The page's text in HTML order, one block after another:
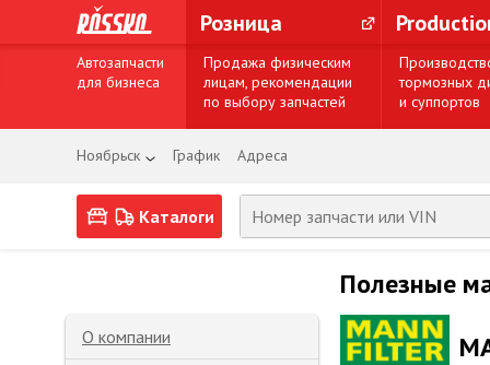
Розница
Автозапчасти
для бизнеса
Продажа физическим
лицам, рекомендации
по выбору запчастей
тормозных
и суппортов
Ноябрьск График Адреса
Каталоги
О компании
Полезные